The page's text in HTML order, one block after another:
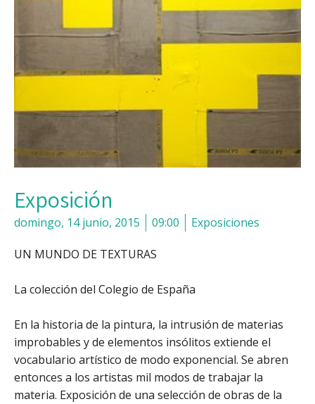
Exposición
domingo, 14 junio, 2015 09:00 Exposiciones
UN MUNDO DE TEXTURAS
La colección del Colegio de España
En la historia de la pintura, la intrusión de materias
improbables y de elementos insólitos extiende el
vocabulario artístico de modo exponencial. Se abren
entonces a los artistas mil modos de trabajar la
materia. Exposición de una selección de obras de la